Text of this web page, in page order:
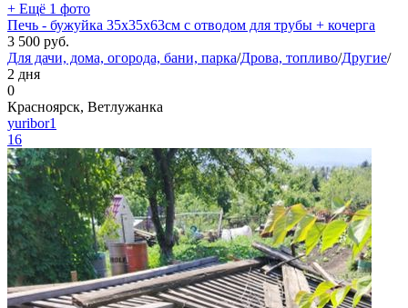
+ Ещё 1 фото
Печь - бужуйка 35х35х63см с отводом для трубы + кочерга
3 500 руб.
Для дачи, дома, огорода, бани, парка/Дрова, топливо/Другие/
2 дня
0
Красноярск, Ветлужанка
yuribor1
16